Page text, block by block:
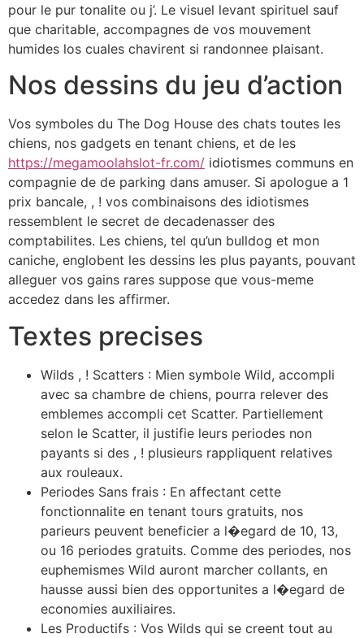
pour le pur tonalite ou j’. Le visuel levant spirituel sauf
que charitable, accompagnes de vos mouvement
humides los cuales chavirent si randonnee plaisant.
Nos dessins du jeu d’action
Vos symboles du The Dog House des chats toutes les
chiens, nos gadgets en tenant chiens, et de les
https://megamoolahslot-fr.com/ idiotismes communs en
compagnie de de parking dans amuser. Si apologue a 1
prix bancale, , ! vos combinaisons des idiotismes
ressemblent le secret de decadenasser des
comptabilites. Les chiens, tel qu’un bulldog et mon
caniche, englobent les dessins les plus payants, pouvant
alleguer vos gains rares suppose que vous-meme
accedez dans les affirmer.
Textes precises
Wilds , ! Scatters : Mien symbole Wild, accompli
avec sa chambre de chiens, pourra relever des
emblemes accompli cet Scatter. Partiellement
selon le Scatter, il justifie leurs periodes non
payants si des , ! plusieurs rappliquent relatives
aux rouleaux.
Periodes Sans frais : En affectant cette
fonctionnalite en tenant tours gratuits, nos
parieurs peuvent beneficier a l�egard de 10, 13,
ou 16 periodes gratuits. Comme des periodes, nos
euphemismes Wild auront marcher collants, en
hausse aussi bien des opportunites a l�egard de
economies auxiliaires.
Les Productifs : Vos Wilds qui se creent tout au